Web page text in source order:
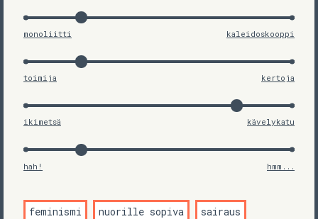
monoliitti kaleidoskooppi
toimija kertoja
ikimetsä kävelykatu
hah! hmm...
feminismi nuorille sopiva sairaus